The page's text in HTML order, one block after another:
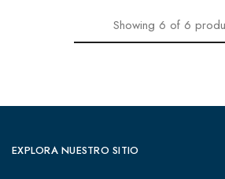
Showing 6 of 6
EXPLORA NUESTRO SITIO